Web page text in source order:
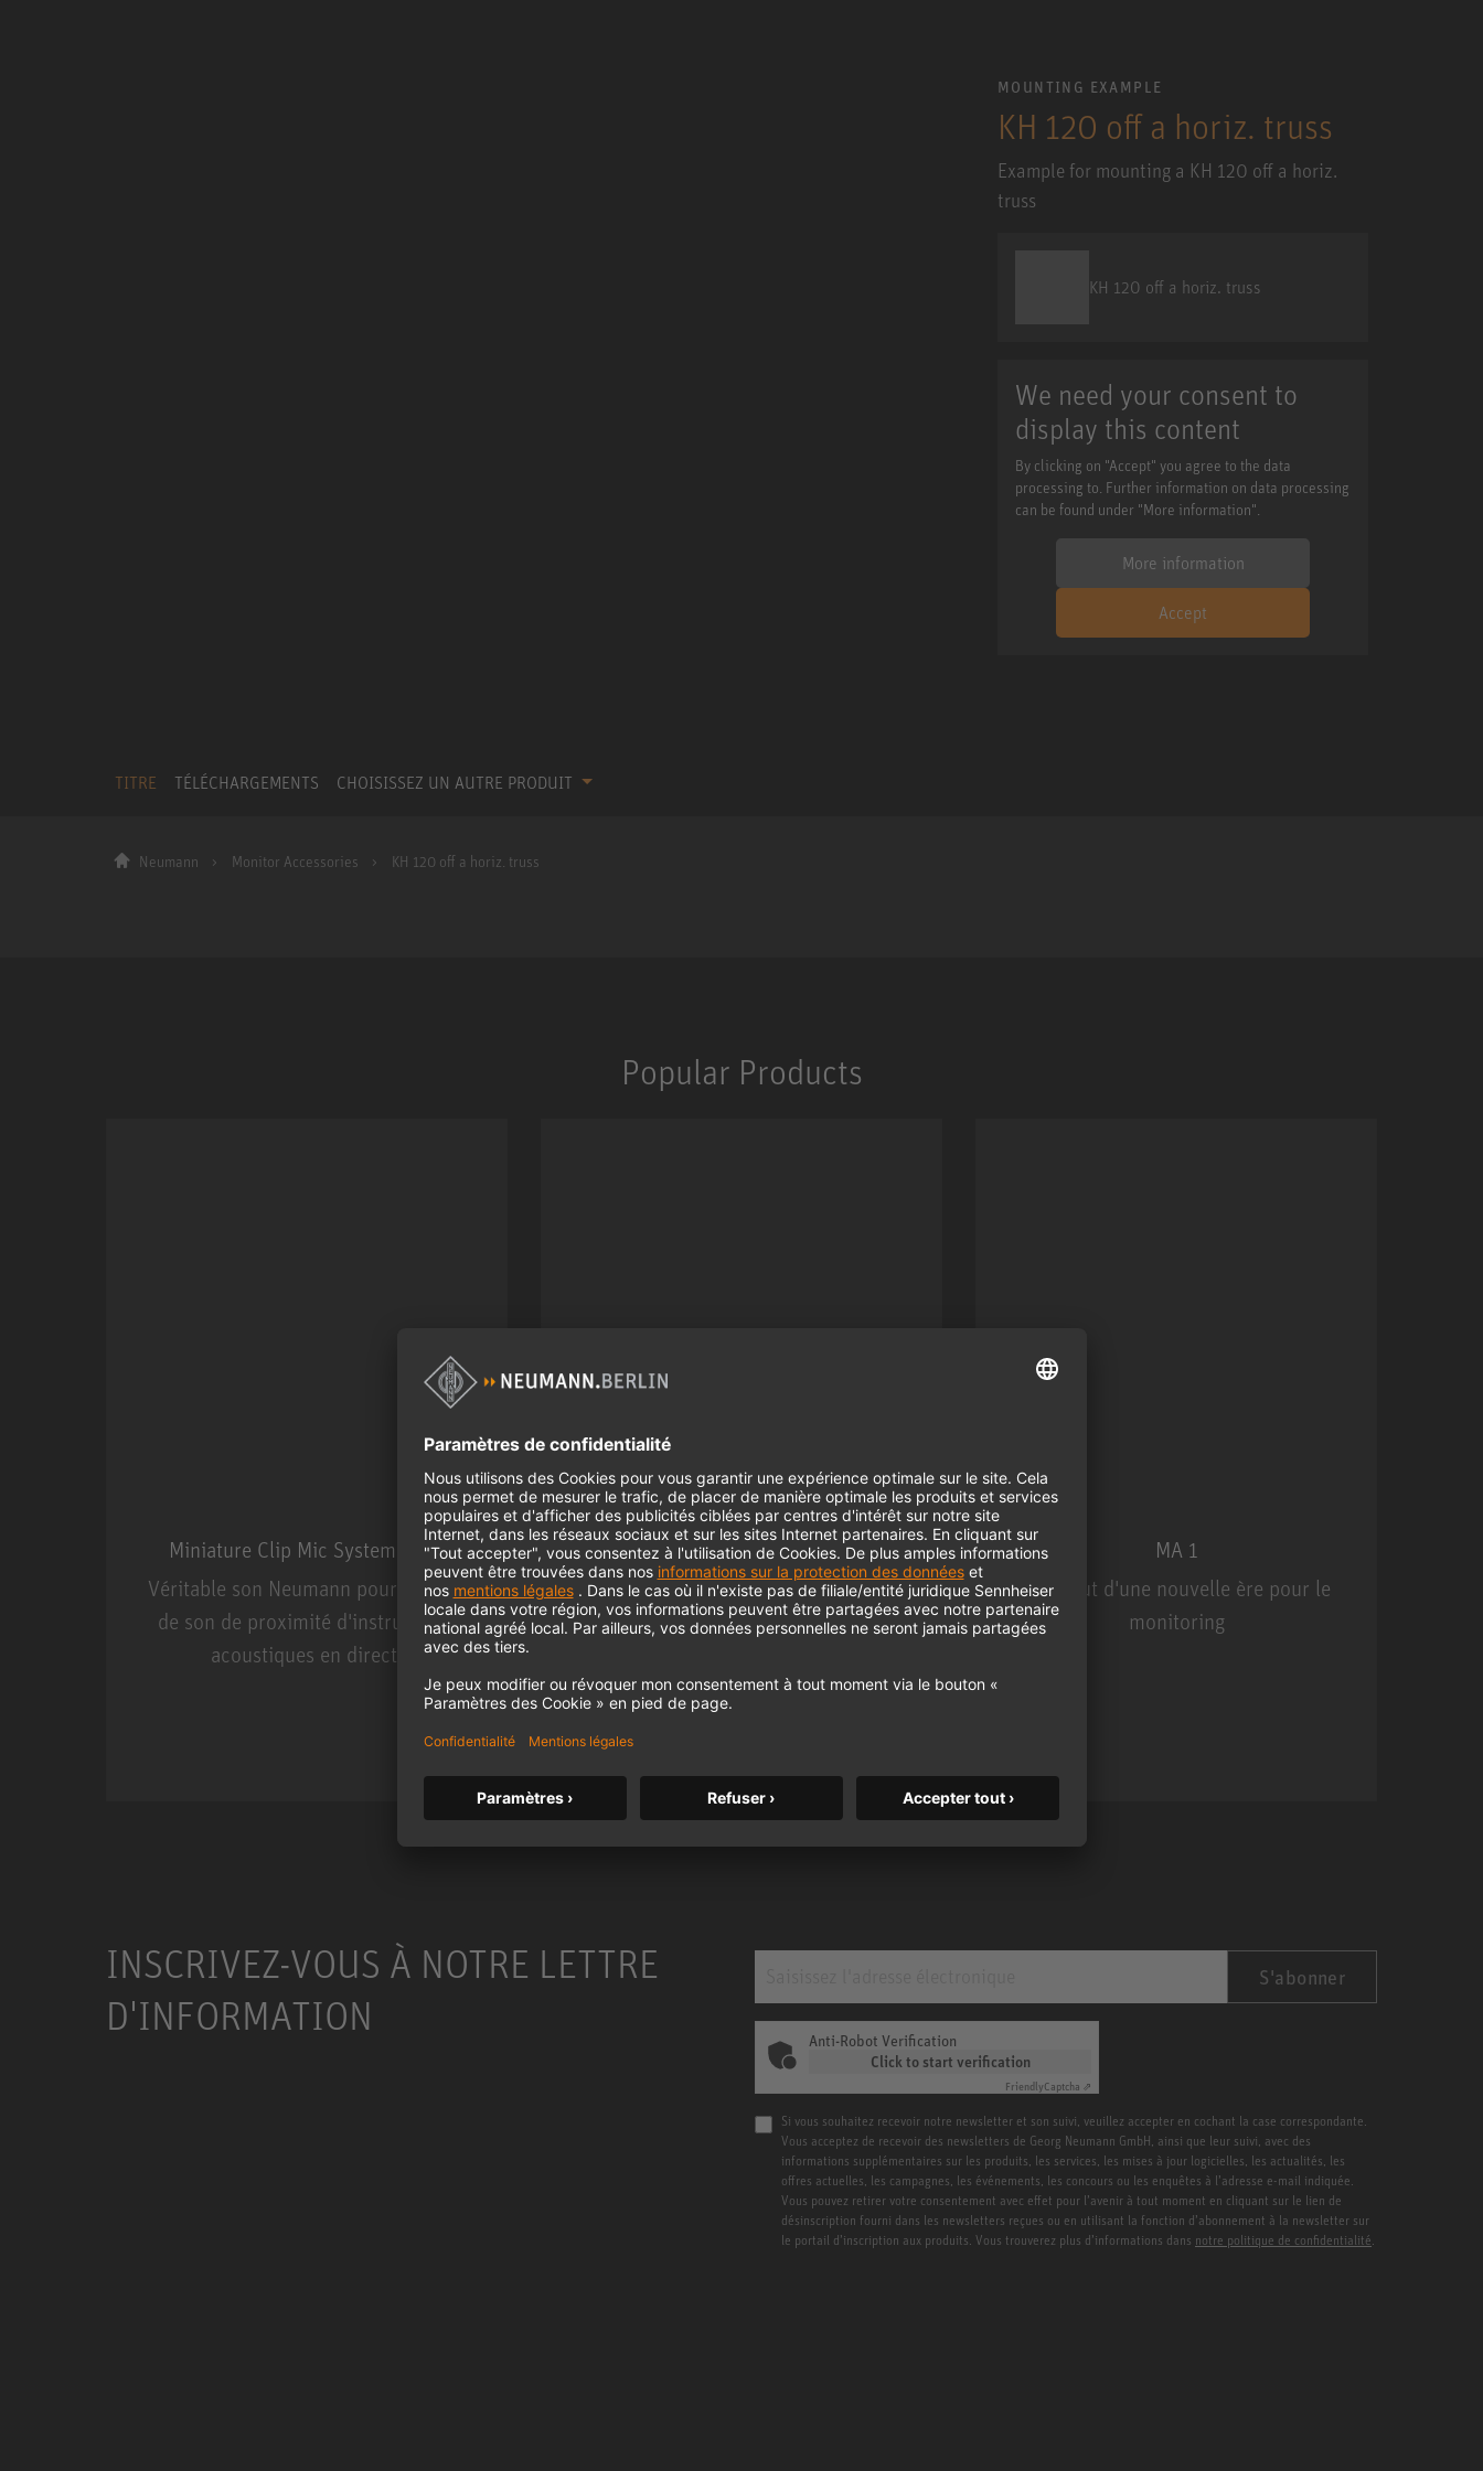
MOUNTING EXAMPLE
KH 120 off a horiz. truss
Example for mounting a KH 120 off a horiz.
truss
KH 120 off a horiz. truss
We need your consent to
display this content
By clicking on "Accept" you agree to the data
processing to. Further information on data processing
can be found under "More information".
More information
Accept
TITRE TÉLÉCHARGEMENTS CHOISISSEZ UN AUTRE PRODUIT
Neumann Monitor Accessories KH 120 off a horiz. truss
Popular Products
Miniature Clip Mic System MCM
Véritable son Neumann pour la prise
de son de proximité d'instruments
acoustiques en direct.
Miniature Clip Mic System MCM
KH 120 II
Le célèbre moniteur de studio de
Neumann passe un nouveau cap avec
résolution plus élevée et une
alimentation DSP.
MA 1
Le début d'une nouvelle ère pour le
monitoring
INSCRIVEZ-VOUS À NOTRE LETTRE
D'INFORMATION
S'abonner
Anti-Robot Verification
Click to start verification
FriendlyCaptcha ⇗
Si vous souhaitez recevoir notre newsletter et son suivi, veuillez accepter en cochant la case correspondante.
Vous acceptez de recevoir des newsletters de Georg Neumann GmbH, ainsi que leur suivi, avec des
informations supplémentaires sur les produits, les services, les mises à jour logicielles, les actualités, les
offres actuelles, les campagnes, les événements, les concours ou les enquêtes à l’adresse e-mail indiquée.
Vous pouvez retirer votre consentement avec effet pour l’avenir à tout moment en cliquant sur le lien de
désinscription fourni dans les newsletters reçues ou en utilisant la fonction d’abonnement à la newsletter sur
le portail d’inscription aux produits. Vous trouverez plus d’informations dans notre politique de confidentialité